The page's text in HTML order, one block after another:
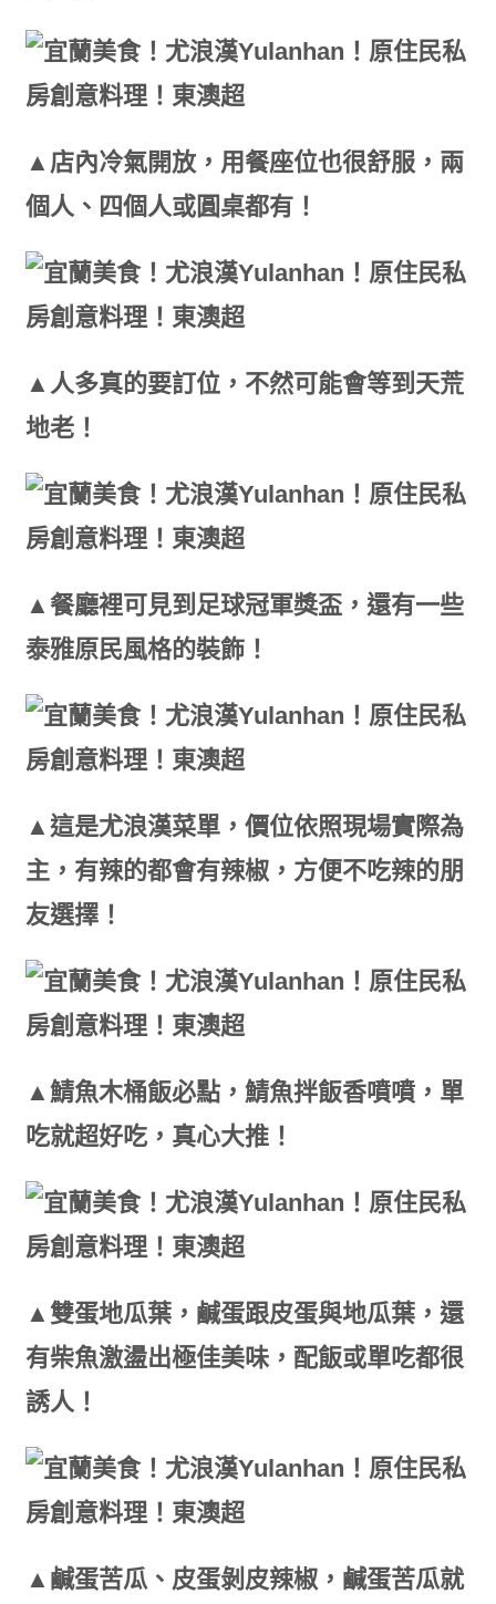
▲店內冷氣開放，用餐座位也很舒服，兩
個人、四個人或圓桌都有！
▲人多真的要訂位，不然可能會等到天荒
地老！
▲餐廳裡可見到足球冠軍獎盃，還有一些
泰雅原民風格的裝飾！
▲這是尤浪漢菜單，價位依照現場實際為
主，有辣的都會有辣椒，方便不吃辣的朋
友選擇！
▲鯖魚木桶飯必點，鯖魚拌飯香噴噴，單
吃就超好吃，真心大推！
▲雙蛋地瓜葉，鹹蛋跟皮蛋與地瓜葉，還
有柴魚激盪出極佳美味，配飯或單吃都很
誘人！
▲鹹蛋苦瓜、皮蛋剝皮辣椒，鹹蛋苦瓜就